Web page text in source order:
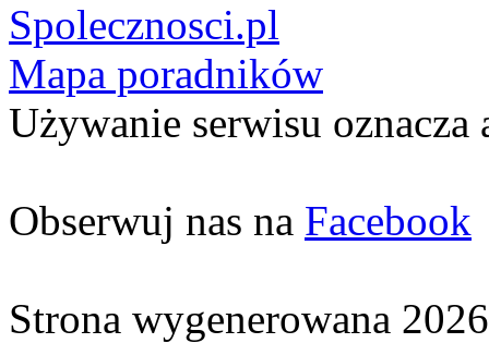
Spolecznosci.pl
Mapa poradników
Używanie serwisu oznacza
Obserwuj nas na Facebook
Strona wygenerowana